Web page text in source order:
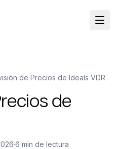
de Precios de Ideals VDR
de
·6 min de lectura